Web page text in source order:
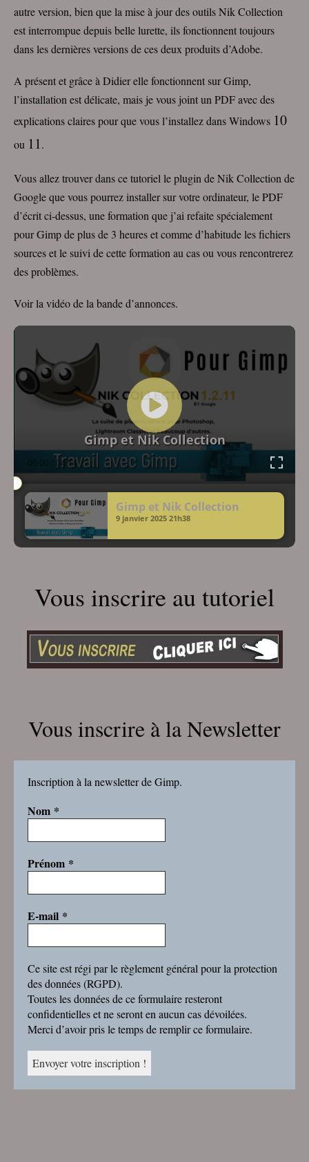
autre version, bien que la mise à jour des outils Nik Collection
est interrompue depuis belle lurette, ils fonctionnent toujours
dans les dernières versions de ces deux produits d’Adobe.
A présent et grâce à Didier elle fonctionnent sur Gimp,
l’installation est délicate, mais je vous joint un PDF avec des
explications claires pour que vous l’installez dans Windows 10
ou 11.
Vous allez trouver dans ce tutoriel le plugin de Nik Collection de
Google que vous pourrez installer sur votre ordinateur, le PDF
d’écrit ci-dessus, une formation que j’ai refaite spécialement
pour Gimp de plus de 3 heures et comme d’habitude les fichiers
sources et le suivi de cette formation au cas ou vous rencontrerez
des problèmes.
Voir la vidéo de la bande d’annonces.
Lecteur
Gimp et Nik Collection
04:14
Gimp et Nik Collection
9 janvier 2025 21h38
Vous inscrire au tutoriel
Vous inscrire à la Newsletter
Inscription à la newsletter de Gimp.
Nom *
Prénom *
E-mail *
Ce site est régi par le règlement général pour la protection
des données (RGPD).
Toutes les données de ce formulaire resteront
confidentielles et ne seront en aucun cas dévoilées.
Merci d’avoir pris le temps de remplir ce formulaire.